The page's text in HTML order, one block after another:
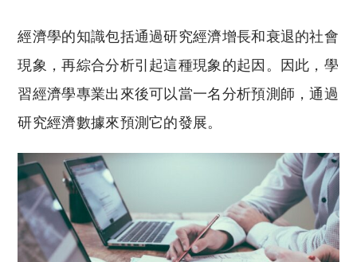
經濟學的知識包括通過研究經濟增長和衰退的社會
現象，再綜合分析引起這種現象的起因。因此，學
習經濟學專業出來後可以當一名分析預測師，通過
研究經濟數據來預測它的發展。